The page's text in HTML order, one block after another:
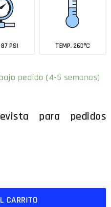
87 PSI TEMP. 260ºC
pedido (4-5 semanas)
CARRITO